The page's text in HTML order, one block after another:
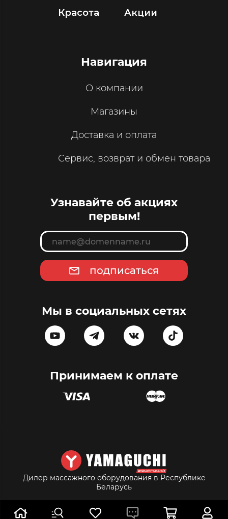
Красота Акции
Навигация
О компании
Магазины
Доставка и оплата
Сервис, возврат и обмен товара
Узнавайте об акциях
первым!
подписаться
Мы в социальных сетях
Принимаем к оплате
Дилер массажного оборудования в Республике
Беларусь